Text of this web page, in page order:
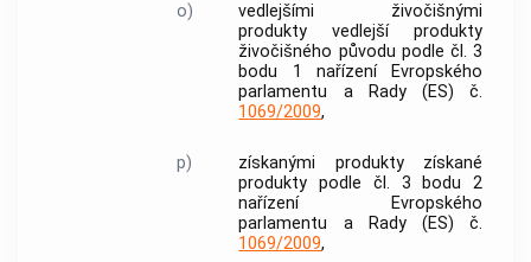
o)
vedlejšími živočišnými
produkty vedlejší produkty
živočišného původu podle čl. 3
bodu 1 nařízení Evropského
parlamentu a Rady (ES) č.
1069/2009,
p) získanými produkty
získané
produkty podle čl. 3 bodu 2
nařízení Evropského
parlamentu a Rady (ES) č.
1069/2009,